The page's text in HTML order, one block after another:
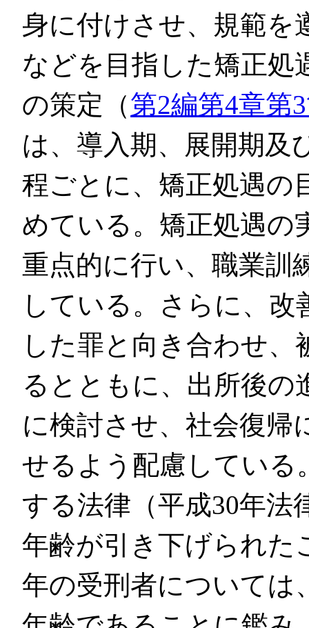
身に付けさせ、規範を
などを目指した矯正処
の策定（第2編第4章第
は、導入期、展開期及
程ごとに、矯正処遇の
めている。矯正処遇の
重点的に行い、職業訓
している。さらに、
した罪と向き合わせ
るとともに、出所後の
に検討させ、社会復帰
せるよう配慮している
する法律（平成30年法
年齢が引き下げられた
年の受刑者については